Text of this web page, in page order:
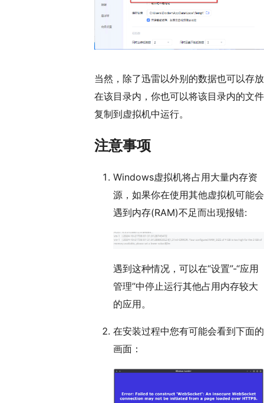
当然，除了迅雷以外别的数据也可以存放
在该目录内，你也可以将该目录内的文件
复制到虚拟机中运行。
注意事项
Windows虚拟机将占用大量内存资
源，如果你在使用其他虚拟机可能会
遇到内存(RAM)不足而出现报错:
遇到这种情况，可以在“设置”-“应用
管理”中停止运行其他占用内存较大
的应用。
在安装过程中您有可能会看到下面的
画面：